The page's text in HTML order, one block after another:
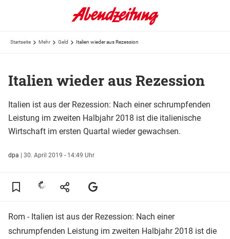
Startseite Mehr Geld Italien wieder aus Rezession
Italien wieder aus Rezession
Italien ist aus der Rezession: Nach einer schrumpfenden
Leistung im zweiten Halbjahr 2018 ist die italienische
Wirtschaft im ersten Quartal wieder gewachsen.
dpa | 30. April 2019 - 14:49 Uhr
Rom - Italien ist aus der Rezession: Nach einer
schrumpfenden Leistung im zweiten Halbjahr 2018 ist die